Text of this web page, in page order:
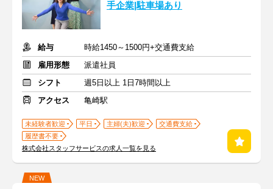
手企業|駐車場あり
給与
時給1450～1500円+交通費支給
雇用形態
派遣社員
シフト
週5日以上 1日7時間以上
アクセス
亀崎駅
未経験者歓迎 平日 主婦(夫)歓迎
交通費支給
履歴書不要
株式会社スタッフサービスの求人一覧を見る
NEW